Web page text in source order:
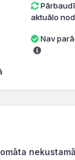
aktuālo
Nav